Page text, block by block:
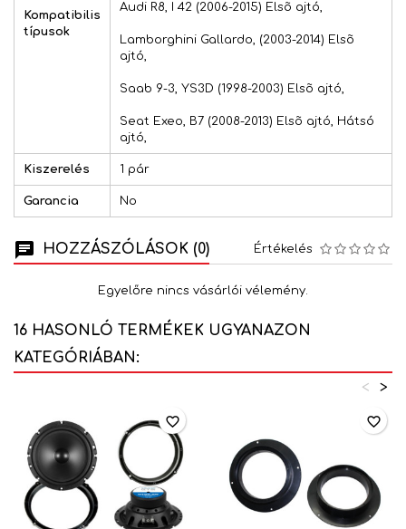
Kompatibilis
típusok
Audi R8, I 42 (2006-2015) Elsõ ajtó,
Lamborghini Gallardo, (2003-2014) Elsõ
ajtó,
Saab 9-3, YS3D (1998-2003) Elsõ ajtó,
Seat Exeo, B7 (2008-2013) Elsõ ajtó, Hátsó
ajtó,
Kiszerelés 1 pár
Garancia No
HOZZÁSZÓLÁSOK (0) Értékelés
Egyelőre nincs vásárlói vélemény.
16 HASONLÓ TERMÉKEK UGYANAZON
KATEGÓRIÁBAN:
>
<
favorite_border favorite_border